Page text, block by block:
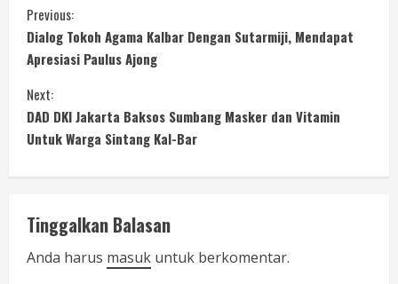
C
o
n
t
i
n
u
Previous:
Dialog Tokoh Agama Kalbar Dengan Sutarmiji, Mendapat
Apresiasi Paulus Ajong
Next:
DAD DKI Jakarta Baksos Sumbang Masker dan Vitamin
Untuk Warga Sintang Kal-Bar
Tinggalkan Balasan
Anda harus masuk untuk berkomentar.